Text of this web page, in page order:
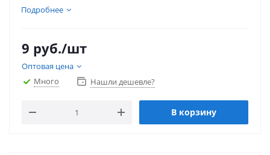
Подробнее
9 руб./шт
Оптовая цена
Много
Нашли дешевле?
В корзину